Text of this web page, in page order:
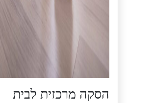
הסקה מרכזית לבית